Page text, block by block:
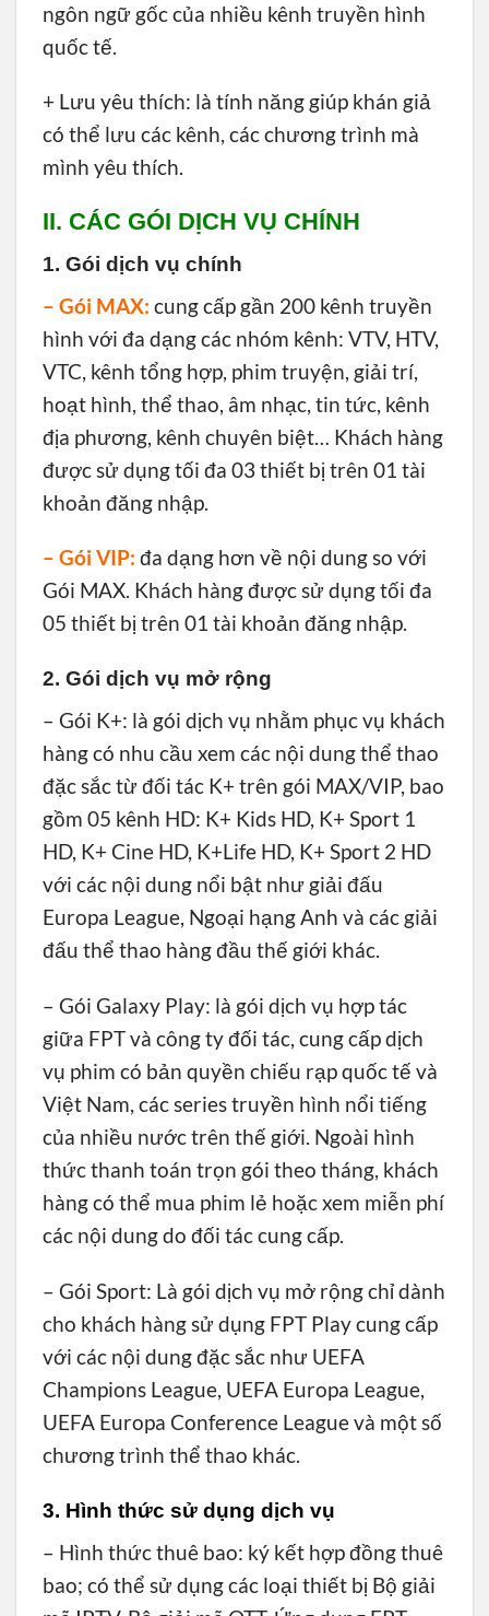
ngôn ngữ gốc của nhiều kênh truyền hình
quốc tế.
+ Lưu yêu thích: là tính năng giúp khán giả
có thể lưu các kênh, các chương trình mà
mình yêu thích.
II. CÁC GÓI DỊCH VỤ CHÍNH
1. Gói dịch vụ chính
– Gói MAX: cung cấp gần 200 kênh truyền
hình với đa dạng các nhóm kênh: VTV, HTV,
VTC, kênh tổng hợp, phim truyện, giải trí,
hoạt hình, thể thao, âm nhạc, tin tức, kênh
địa phương, kênh chuyên biệt… Khách hàng
được sử dụng tối đa 03 thiết bị trên 01 tài
khoản đăng nhập.
– Gói VIP: đa dạng hơn về nội dung so với
Gói MAX. Khách hàng được sử dụng tối đa
05 thiết bị trên 01 tài khoản đăng nhập.
2. Gói dịch vụ mở rộng
– Gói K+: là gói dịch vụ nhằm phục vụ khách
hàng có nhu cầu xem các nội dung thể thao
đặc sắc từ đối tác K+ trên gói MAX/VIP, bao
gồm 05 kênh HD: K+ Kids HD, K+ Sport 1
HD, K+ Cine HD, K+Life HD, K+ Sport 2 HD
với các nội dung nổi bật như giải đấu
Europa League, Ngoại hạng Anh và các giải
đấu thể thao hàng đầu thế giới khác.
– Gói Galaxy Play: là gói dịch vụ hợp tác
giữa FPT và công ty đối tác, cung cấp dịch
vụ phim có bản quyền chiếu rạp quốc tế và
Việt Nam, các series truyền hình nổi tiếng
của nhiều nước trên thế giới. Ngoài hình
thức thanh toán trọn gói theo tháng, khách
hàng có thể mua phim lẻ hoặc xem miễn phí
các nội dung do đối tác cung cấp.
– Gói Sport: Là gói dịch vụ mở rộng chỉ dành
cho khách hàng sử dụng FPT Play cung cấp
với các nội dung đặc sắc như UEFA
Champions League, UEFA Europa League,
UEFA Europa Conference League và một số
chương trình thể thao khác.
3. Hình thức sử dụng dịch vụ
– Hình thức thuê bao: ký kết hợp đồng thuê
bao; có thể sử dụng các loại thiết bị Bộ giải